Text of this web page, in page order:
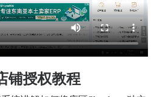
铺授权教程